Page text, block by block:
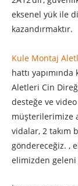
eksenel yük ile
kazandırmaktır.
Kule Montaj
hattı
Aletleri Cin
desteğe ve
müşterilerimize
vidalar, 2 takım
göndereceğiz. ,
elimizden geleni